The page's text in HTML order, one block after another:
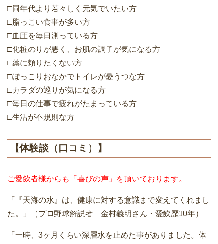
□同年代より若々しく元気でいたい方
□脂っこい食事が多い方
□血圧を毎日測っている方
□化粧のりが悪く、お肌の調子が気になる方
□薬に頼りたくない方
□ぽっこりおなかでトイレが憂うつな方
□カラダの巡りが気になる方
□毎日の仕事で疲れがたまっている方
□生活が不規則な方
【体験談（口コミ）】
ご愛飲者様からも「喜びの声」を頂いております。
「『天海の水』は、健康に対する意識まで変えてくれまし
た。」（プロ野球解説者 金村義明さん・愛飲歴10年）
「一時、3ヶ月くらい深層水を止めた事がありました。体